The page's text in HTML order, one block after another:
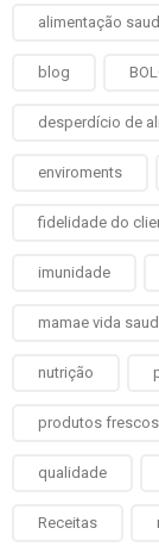
alimentação
blog
desperdício de
enviroments
fidelidade do
imunidade
mamae vida
nutrição
produtos frescos
qualidade
Receitas